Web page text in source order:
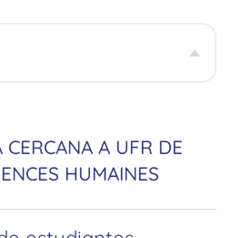
CERCANA A UFR DE
HUMAINES